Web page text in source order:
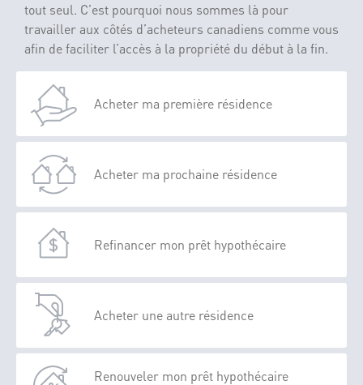
tout seul. C’est pourquoi nous sommes là pour
travailler aux côtés d’acheteurs canadiens comme vous
afin de faciliter l’accès à la propriété du début à la fin.
Acheter ma première résidence
Acheter ma prochaine résidence
Refinancer mon prêt hypothécaire
Acheter une autre résidence
Renouveler mon prêt hypothécaire